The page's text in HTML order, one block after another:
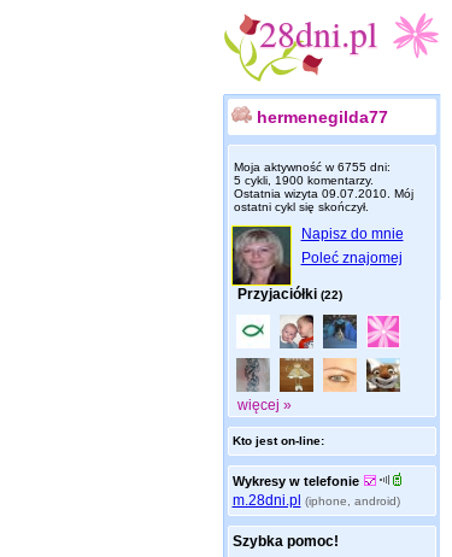
hermenegilda77
Moja aktywność w 6755 dni:
5 cykli, 1900 komentarzy.
Ostatnia wizyta 09.07.2010. Mój
ostatni cykl się skończył.
Napisz do mnie
Poleć znajomej
Przyjaciółki (22)
więcej »
Kto jest on-line:
Wykresy w telefonie
m.28dni.pl (iphone, android)
Szybka pomoc!